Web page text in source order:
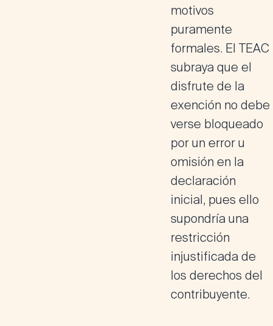
motivos
puramente
formales. El TEAC
subraya que el
disfrute de la
exención no debe
verse bloqueado
por un error u
omisión en la
declaración
inicial, pues ello
supondría una
restricción
injustificada de
los derechos del
contribuyente.